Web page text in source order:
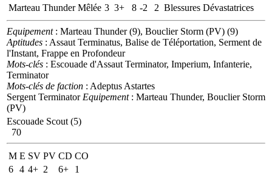
Marteau Thunder Mêlée 3 3+ 8 -2 2 Blessures Dévastatrices
Equipement: Marteau Thunder (9), Bouclier Storm (PV) (9)
Aptitudes : Assaut Terminatus, Balise de Téléportation, Serment de
l'Instant, Frappe en Profondeur
Mots-clés : Escouade d'Assaut Terminator, Imperium, Infanterie,
Terminator
Mots-clés de faction : Adeptus Astartes
Sergent Terminator Equipement: Marteau Thunder, Bouclier Storm
(PV)
Escouade Scout (5)
70
M E SV PV CD CO
6 4 4+ 2 6+
1